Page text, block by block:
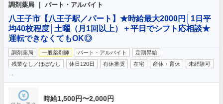
調剤薬局 ｜ パート・アルバイト
八王子市【八王子駅／パート】★時給最大2000円│1日平
均40枚程度│土曜（月1回以上）＋平日でシフト応相談★
運転できなくてもOK◎
調剤薬局 一般薬剤師 パート・アルバイト
定期昇給
残業なし／ほぼなし
休日120日 有休推奨 在宅 産休・育休 未経験可
時給1,500円〜2,000円